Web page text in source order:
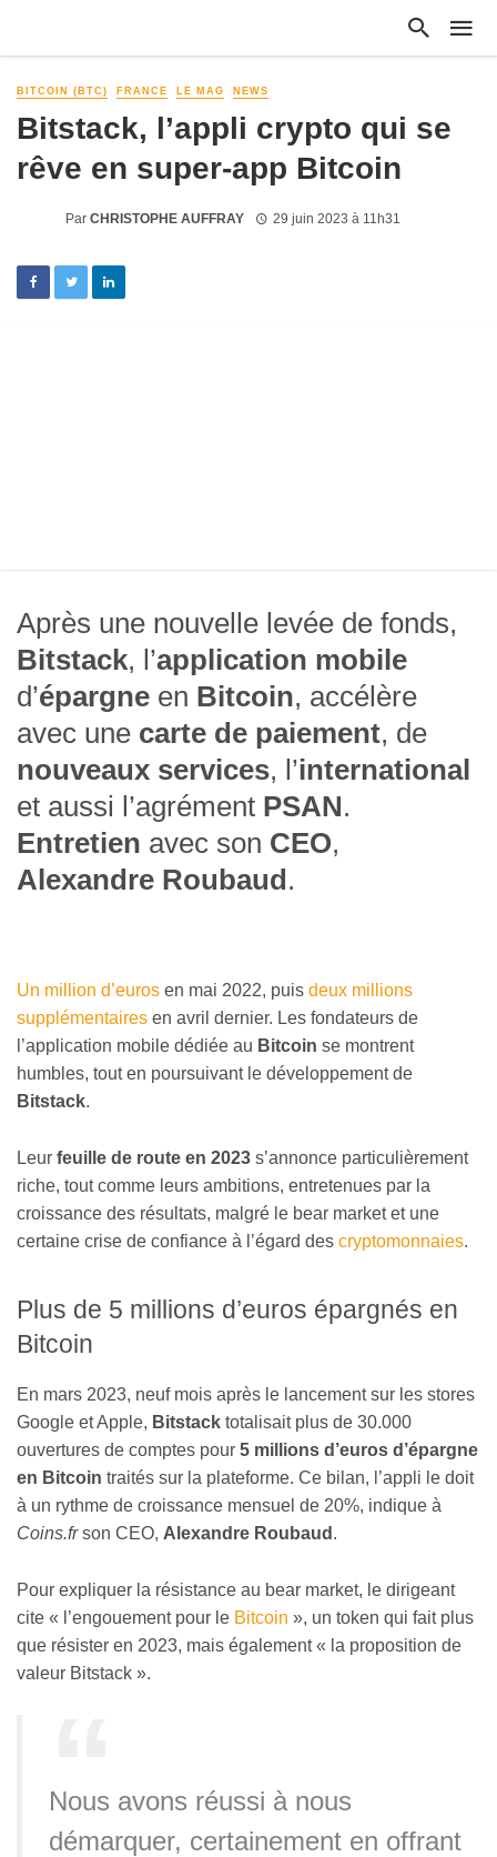
BITCOIN (BTC) FRANCE LE MAG NEWS
Bitstack, l’appli crypto qui se
rêve en super-app Bitcoin
Par CHRISTOPHE AUFFRAY 29 juin 2023 à 11h31
Après une nouvelle levée de fonds,
Bitstack, l’application mobile
d’épargne en Bitcoin, accélère
avec une carte de paiement, de
nouveaux services, l’international
et aussi l’agrément PSAN.
Entretien avec son CEO,
Alexandre Roubaud .
Un million d’euros en mai 2022, puis deux millions
supplémentaires en avril dernier. Les fondateurs de
l’application mobile dédiée au Bitcoin se montrent
humbles, tout en poursuivant le développement de
Bitstack.
Leur feuille de route en 2023 s’annonce particulièrement
riche, tout comme leurs ambitions, entretenues par la
croissance des résultats, malgré le bear market et une
certaine crise de confiance à l’égard des cryptomonnaies.
Plus de 5 millions d’euros épargnés en
Bitcoin
En mars 2023, neuf mois après le lancement sur les stores
Google et Apple, Bitstack totalisait plus de 30.000
ouvertures de comptes pour 5 millions d’euros d’épargne
en Bitcoin traités sur la plateforme. Ce bilan, l’appli le doit
à un rythme de croissance mensuel de 20%, indique à
Coins.frson CEO, Alexandre Roubaud .
Pour expliquer la résistance au bear market, le dirigeant
cite « l’engouement pour le Bitcoin », un token qui fait plus
que résister en 2023, mais également « la proposition de
valeur Bitstack ».
Nous avons réussi à nous
démarquer, certainement en offrant